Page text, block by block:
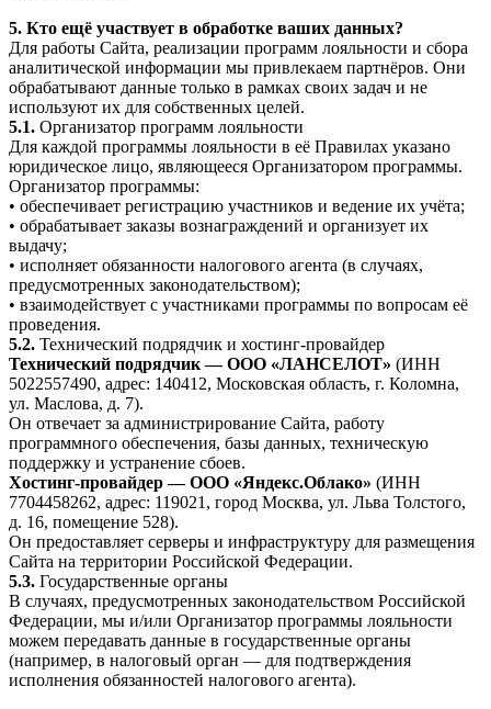
5. Кто ещё участвует в обработке ваших данных?
Для работы Сайта, реализации программ лояльности и сбора
аналитической информации мы привлекаем партнёров. Они
обрабатывают данные только в рамках своих задач и не
используют их для собственных целей.
5.1. Организатор программ лояльности
Для каждой программы лояльности в её Правилах указано
юридическое лицо, являющееся Организатором программы.
Организатор программы:
• обеспечивает регистрацию участников и ведение их учёта;
• обрабатывает заказы вознаграждений и организует их
выдачу;
• исполняет обязанности налогового агента (в случаях,
предусмотренных законодательством);
• взаимодействует с участниками программы по вопросам её
проведения.
5.2. Технический подрядчик и хостинг-провайдер
Технический подрядчик — ООО «ЛАНСЕЛОТ» (ИНН
5022557490, адрес: 140412, Московская область, г. Коломна,
ул. Маслова, д. 7).
Он отвечает за администрирование Сайта, работу
программного обеспечения, базы данных, техническую
поддержку и устранение сбоев.
Хостинг-провайдер — ООО «Яндекс.Облако» (ИНН
7704458262, адрес: 119021, город Москва, ул. Льва Толстого,
д. 16, помещение 528).
Он предоставляет серверы и инфраструктуру для размещения
Сайта на территории Российской Федерации.
5.3. Государственные органы
В случаях, предусмотренных законодательством Российской
Федерации, мы и/или Организатор программы лояльности
можем передавать данные в государственные органы
(например, в налоговый орган — для подтверждения
исполнения обязанностей налогового агента).